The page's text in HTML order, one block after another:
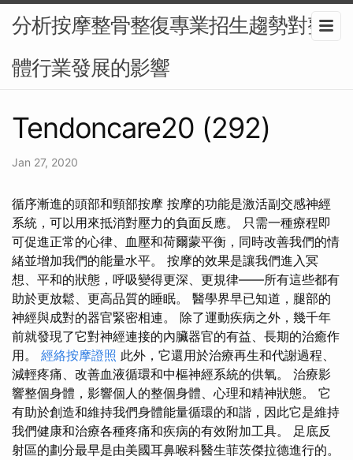
分析按摩整骨整復專業招生趨勢對整
體行業發展的影響
Tendoncare20 (292)
Jan 27, 2020
循序漸進的頭部和頸部按摩 按摩的功能是激活副交感神經
系統，可以用來抵消對壓力的負面反應。 只需一種療程即
可促進正常的心律、血壓和荷爾蒙平衡，同時改善我們的情
緒並增加我們的能量水平。 按摩的效果是讓我們進入冥
想、平和的狀態，呼吸變得更深、更規律——所有這些都有
助於更放鬆、更高品質的睡眠。 醫學界早已知道，腿部的
神經與成對的器官緊密相連。 除了運動疾病之外，幾千年
前就發現了它對神經連接的內臟器官的有益、長期的治癒作
用。 經絡按摩證照 此外，它還用於治療再生和代謝過程、
減輕疼痛、改善血液循環和中樞神經系統的供氧。 治療影
響整個身體，影響個人的整個身體、心理和精神狀態。 它
有助於創造和維持我們身體能量循環的和諧，因此它是維持
我們健康和治療各種疼痛和疾病的有效附加工具。 足底反
射區的劃分最早是由美國耳鼻喉科醫生菲茨傑拉德進行的。